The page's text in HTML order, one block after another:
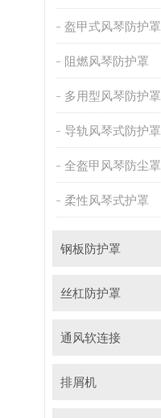
盔甲式风琴防护罩
阻燃风琴防护罩
多用型风琴防护罩
导轨风琴式防护罩
全盔甲风琴防尘罩
柔性风琴式护罩
钢板防护罩
丝杠防护罩
通风软连接
排屑机